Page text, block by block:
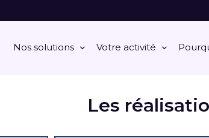
Nos solutions Votre activité
Les